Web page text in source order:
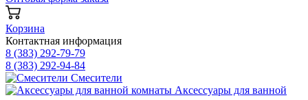
Корзина
Контактная информация
8 (383) 292-79-79
8 (383) 292-94-84
Смесители
Аксессуары для ванной